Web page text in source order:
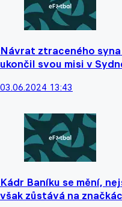
Návrat ztraceného
ukončil svou misi v
03.06.2024 13:43
Kádr Baníku se mění,
však zůstává na